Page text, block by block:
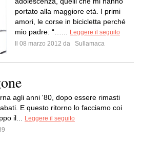
portato alla maggiore età. I primi
amori, le corse in bicicletta perché
mio padre: “…...
Leggere il seguito
Il 08 marzo 2012 da
Sullamaca
agli anni '80, dopo essere rimasti
E questo ritorno lo facciamo coi
il...
Leggere il seguito